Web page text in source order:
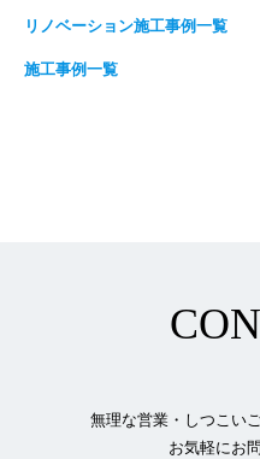
リノベーション施工事例一覧
施工事例一覧
無理な営業・しつこい
お気軽にお